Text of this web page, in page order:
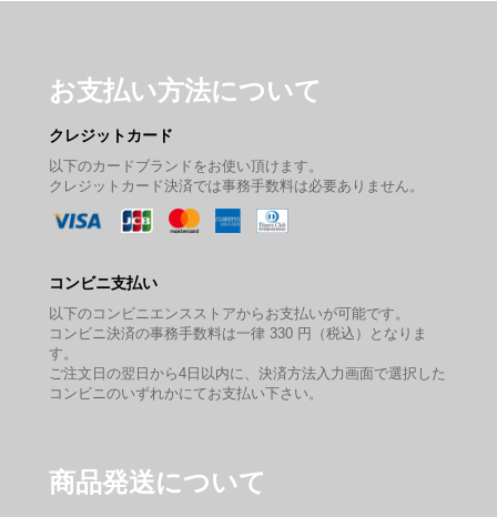
お支払い方法について
クレジットカード
以下のカードブランドをお使い頂けます。
クレジットカード決済では事務手数料は必要ありません。
コンビニ支払い
以下のコンビニエンスストアからお支払いが可能です。
コンビニ決済の事務手数料は一律 330 円（税込）となりま
す。
ご注文日の翌日から4日以内に、決済方法入力画面で選択した
コンビニのいずれかにてお支払い下さい。
商品発送について